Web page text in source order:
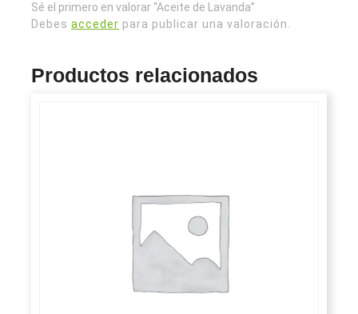
Sé el primero en valorar “Aceite de Lavanda”
Debes acceder para publicar una valoración.
Productos relacionados